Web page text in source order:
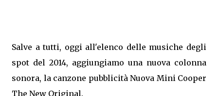
Salve a tutti, oggi all'elenco delle musiche degli
spot del 2014, aggiungiamo una nuova colonna
sonora, la canzone pubblicità Nuova Mini Cooper
The New Original.